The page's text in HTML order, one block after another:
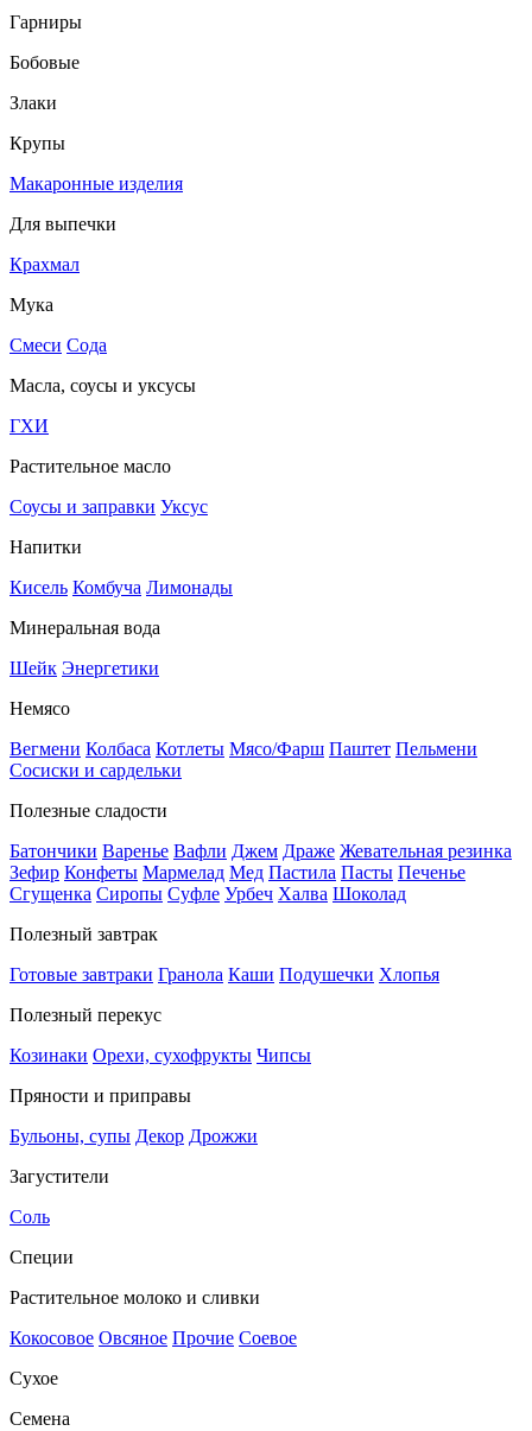
Гарниры
Бобовые
Злаки
Крупы
Макаронные изделия
Для выпечки
Крахмал
Мука
Смеси Сода
Масла, соусы и уксусы
ГХИ
Растительное масло
Соусы и заправки Уксус
Напитки
Кисель Комбуча Лимонады
Минеральная вода
Шейк Энергетики
Немясо
Вегмени Колбаса Котлеты Мясо/Фарш Паштет Пельмени
Сосиски и сардельки
Полезные сладости
Батончики Варенье Вафли Джем Драже Жевательная резинка
Зефир Конфеты Мармелад Мед Пастила Пасты Печенье
Сгущенка Сиропы Суфле Урбеч Халва Шоколад
Полезный завтрак
Готовые завтраки Гранола Каши Подушечки Хлопья
Полезный перекус
Козинаки Орехи, сухофрукты Чипсы
Пряности и приправы
Бульоны, супы Декор Дрожжи
Загустители
Соль
Специи
Растительное молоко и сливки
Кокосовое Овсяное Прочие Соевое
Сухое
Семена